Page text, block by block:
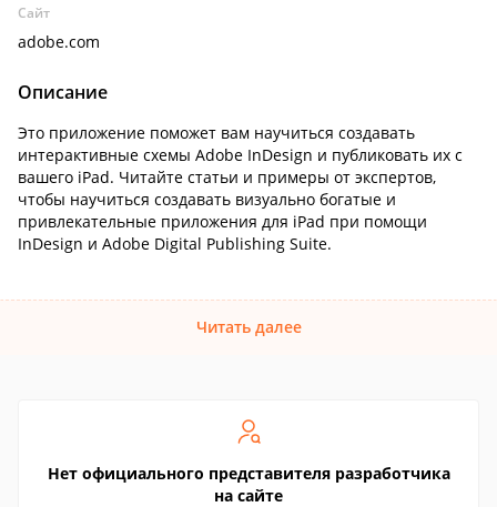
Сайт
adobe.com
Описание
Это приложение поможет вам научиться создавать
интерактивные схемы Adobe InDesign и публиковать их с
вашего iPad. Читайте статьи и примеры от экспертов,
чтобы научиться создавать визуально богатые и
привлекательные приложения для iPad при помощи
InDesign и Adobe Digital Publishing Suite.
Читать далее
Нет официального представителя разработчика
на сайте